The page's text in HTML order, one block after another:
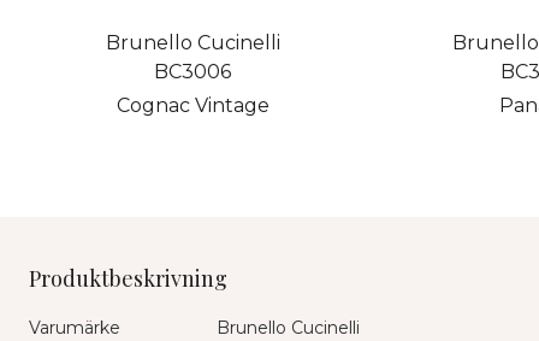
Brunello Cucinelli
BC3006
Cognac Vintage
Produktbeskrivning
Varumärke
Brunello Cucinelli